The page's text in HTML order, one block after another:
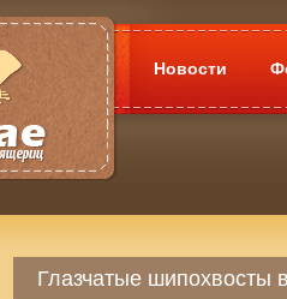
Новости
Глазчатые шипохвосты